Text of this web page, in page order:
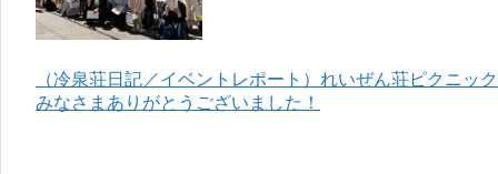
（冷泉荘日記／イベントレポート）れいぜん荘ピクニッ
みなさまありがとうございました！